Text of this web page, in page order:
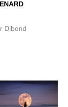
Dibond
prix :
105€
à
145€